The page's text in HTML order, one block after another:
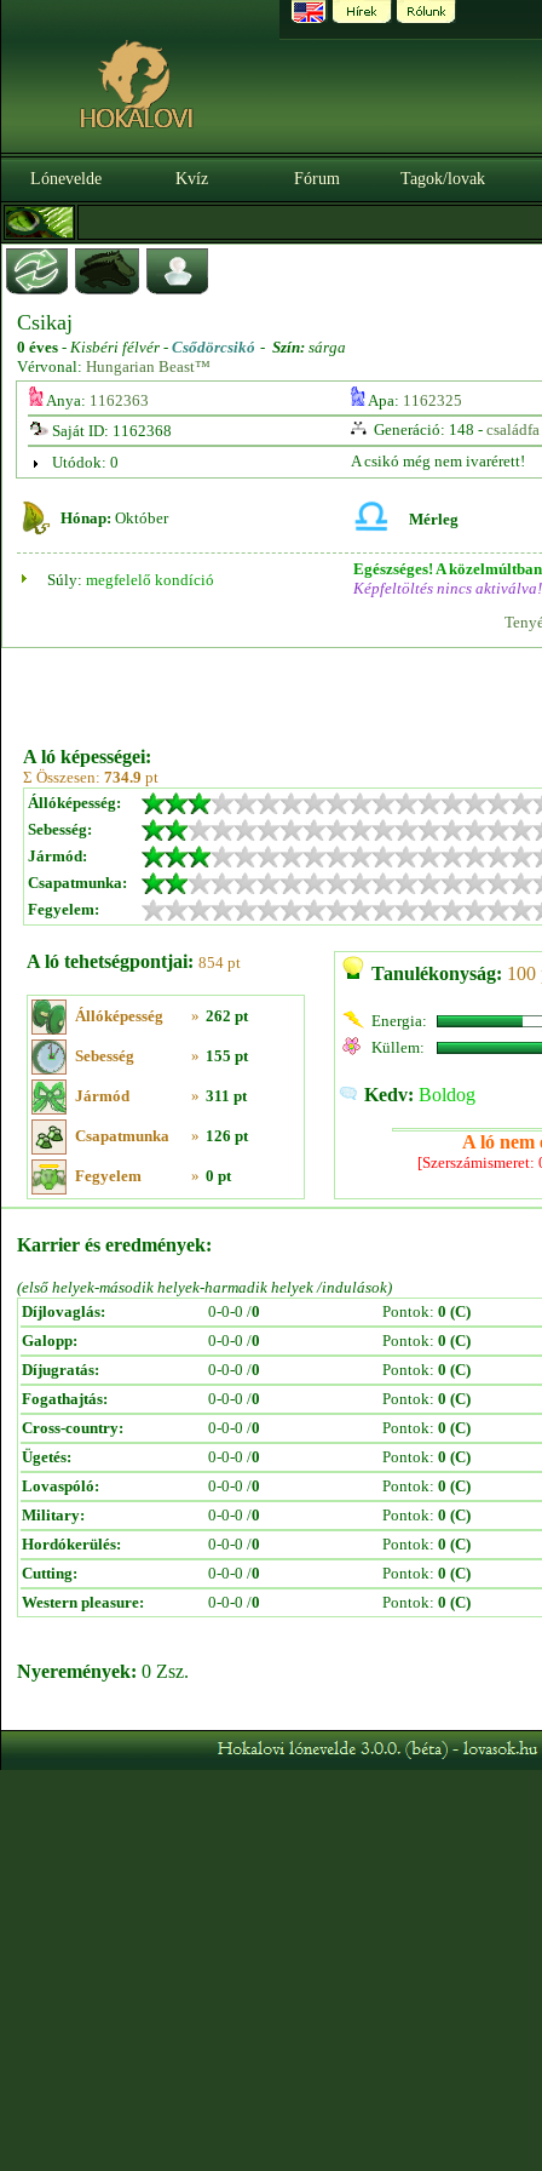
Lónevelde Kvíz Fórum Tagok/lovak
Csikaj
0 éves - Kisbéri félvér - Csődörcsikó - Szín: sárga
Vérvonal: Hungarian Beast™
Anya: 1162363 Apa: 1162325
Saját ID: 1162368
Generáció: 148 - családfa
Utódok: 0
A csikó még nem ivarérett!
Hónap: Október Mérleg
Súly: megfelelő kondíció
Egészséges! A
Képfeltöltés nincs aktiválva!
A ló képességei:
Σ Összesen: 734.9 pt
Állóképesség:
Sebesség:
Jármód:
Csapatmunka:
Fegyelem:
A ló tehetségpontjai: 854 pt
Állóképesség » 262 pt
Sebesség » 155 pt
Jármód » 311 pt
Csapatmunka » 126 pt
Fegyelem » 0 pt
Tanulékonyság: 100
Energia:
Küllem:
Kedv: Boldog
A ló nem
Karrier és eredmények:
(első helyek-második helyek-harmadik helyek /indulások)
Díjlovaglás:
0-0-0 /0 Pontok: 0 (C)
Galopp:
0-0-0 /0 Pontok: 0 (C)
Díjugratás:
0-0-0 /0 Pontok: 0 (C)
Fogathajtás:
0-0-0 /0 Pontok: 0 (C)
Cross-country:
0-0-0 /0 Pontok: 0 (C)
Ügetés:
0-0-0 /0 Pontok: 0 (C)
Lovaspóló:
0-0-0 /0 Pontok: 0 (C)
Military:
0-0-0 /0 Pontok: 0 (C)
Hordókerülés:
0-0-0 /0 Pontok: 0 (C)
Cutting:
0-0-0 /0 Pontok: 0 (C)
Western pleasure:
0-0-0 /0 Pontok: 0 (C)
Nyeremények: 0 Zsz.